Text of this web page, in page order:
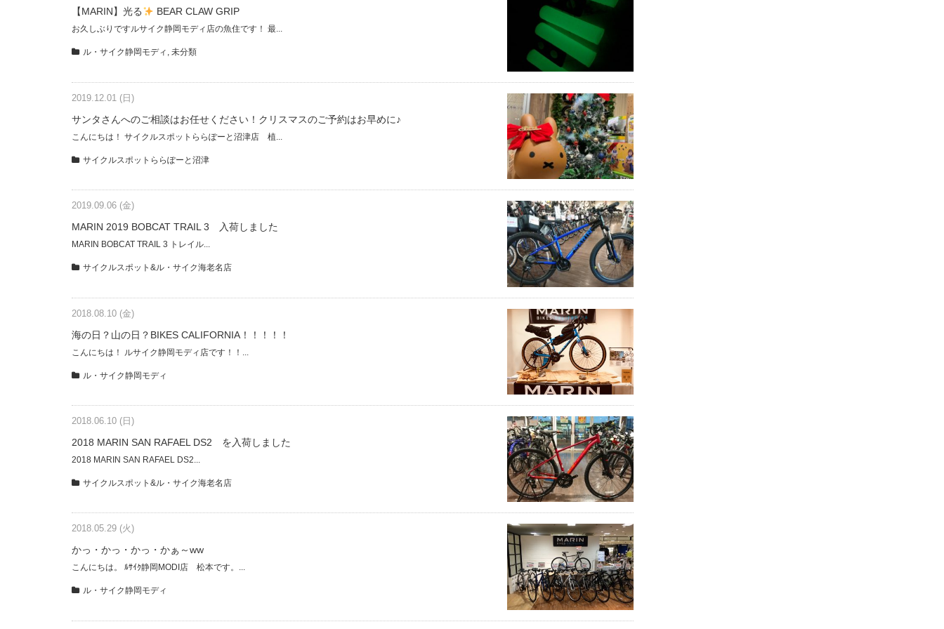
【MARIN】光る BEAR CLAW GRIP
お久しぶりですルサイク静岡モディ店の魚住です！ 最...
ル・サイク静岡モディ , 未分類
2019.12.01 (日)
サンタさんへのご相談はお任せください！クリスマスのご予約はお早めに♪
こんにちは！ サイクルスポットららぽーと沼津店 植...
サイクルスポットららぽーと沼津
2019.09.06 (金)
MARIN 2019 BOBCAT TRAIL 3 入荷しました
MARIN BOBCAT TRAIL 3 トレイル...
サイクルスポット&ル・サイク海老名店
2018.08.10 (金)
海の日？山の日？BIKES CALIFORNIA！！！！！
こんにちは！ ルサイク静岡モディ店です！！...
ル・サイク静岡モディ
2018.06.10 (日)
2018 MARIN SAN RAFAEL DS2 を入荷しました
2018 MARIN SAN RAFAEL DS2...
サイクルスポット&ル・サイク海老名店
2018.05.29 (火)
かっ・かっ・かっ・かぁ～ww
こんにちは。 ﾙｻｲｸ静岡MODI店 松本です。...
ル・サイク静岡モディ